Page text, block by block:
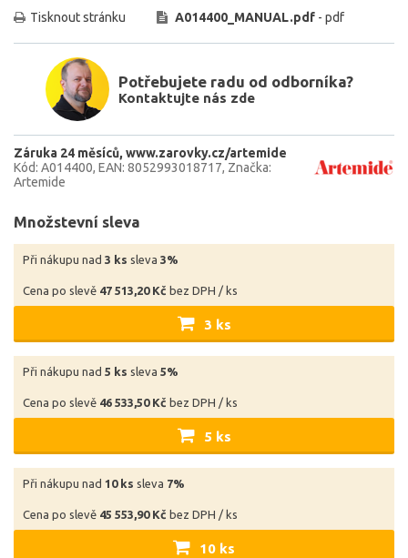
Tisknout stránku A014400_MANUAL.pdf - pdf
Potřebujete radu od odborníka?
Kontaktujte nás zde
Záruka 24 měsíců www.zarovky.cz/artemide
Kód: A014400 EAN: 8052993018717 Značka:
Artemide
Množstevní sleva
Při nákupu nad 3 ks sleva 3%
Cena po slevě 47 513,20 Kč bez DPH / ks
3 ks
Při nákupu nad 5 ks sleva 5%
Cena po slevě 46 533,50 Kč bez DPH / ks
5 ks
Při nákupu nad 10 ks sleva 7%
Cena po slevě 45 553,90 Kč bez DPH / ks
10 ks